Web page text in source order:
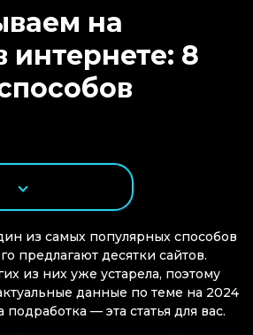
на
интернете: 8
из самых популярных способов
предлагают десятки сайтов.
из них уже устарела, поэтому
данные по теме на 2024
— эта статья для вас.